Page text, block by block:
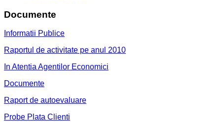
Documente
Informatii Publice
Raportul de activitate pe anul 2010
In Atentia Agentilor Economici
Documente
Raport de autoevaluare
Probe Plata Clienti